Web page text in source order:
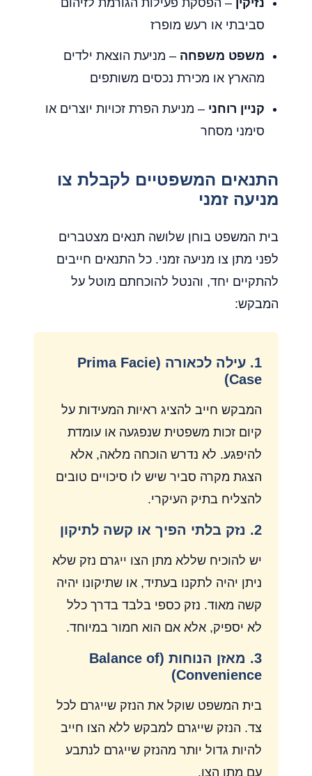
נזיקין – הפסקת פעילות הגורמת לזיהום
סביבתי או רעש מופרז
משפט משפחה – מניעת הוצאת ילדים
מהארץ או מכירת נכסים משותפים
קניין רוחני – מניעת הפרת זכויות יוצרים או
סימני מסחר
התנאים המשפטיים לקבלת צו
מניעה זמני
בית המשפט בוחן שלושה תנאים מצטברים
לפני מתן צו מניעה זמני. כל התנאים חייבים
להתקיים יחד, והנטל להוכחתם מוטל על
המבקש:
1. עילה לכאורה (Prima Facie
Case)
המבקש חייב להציג ראיות המעידות על
קיום זכות משפטית שנפגעה או עומדת
להיפגע. לא נדרש הוכחה מלאה, אלא
הצגת מקרה סביר שיש לו סיכויים טובים
להצליח בתיק העיקרי.
2. נזק בלתי הפיך או קשה לתיקון
יש להוכיח שללא מתן הצו ייגרם נזק שלא
ניתן יהיה לתקנו בעתיד, או שתיקונו יהיה
קשה מאוד. נזק כספי בלבד בדרך כלל
לא יספיק, אלא אם הוא חמור במיוחד.
3. מאזן הנוחות (Balance of
Convenience)
בית המשפט שוקל את הנזק שייגרם לכל
צד. הנזק שייגרם למבקש ללא הצו חייב
להיות גדול יותר מהנזק שייגרם לנתבע
עם מתן הצו.